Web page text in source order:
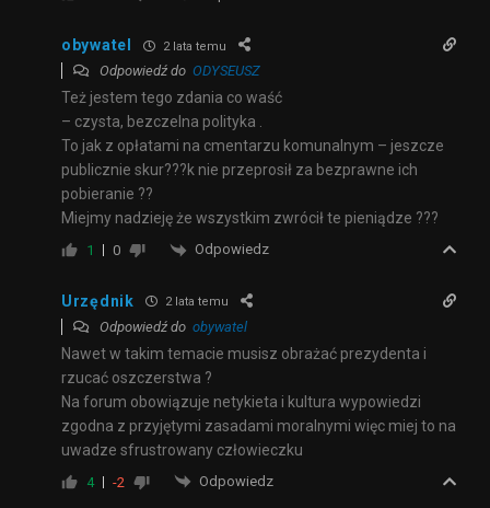
obywatel 2 lata temu
Odpowiedź do ODYSEUSZ
Też jestem tego zdania co waść
– czysta, bezczelna polityka .
To jak z opłatami na cmentarzu komunalnym – jeszcze
publicznie skur???k nie przeprosił za bezprawne ich
pobieranie ??
Miejmy nadzieję że wszystkim zwrócił te pieniądze ???
1 0 Odpowiedz
Urzędnik 2 lata temu
Odpowiedź do obywatel
Nawet w takim temacie musisz obrażać prezydenta i
rzucać oszczerstwa ?
Na forum obowiązuje netykieta i kultura wypowiedzi
zgodna z przyjętymi zasadami moralnymi więc miej to na
uwadze sfrustrowany człowieczku
4 -2 Odpowiedz